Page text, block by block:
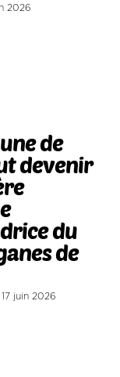
2026
de
devenir
du
de
juin 2026